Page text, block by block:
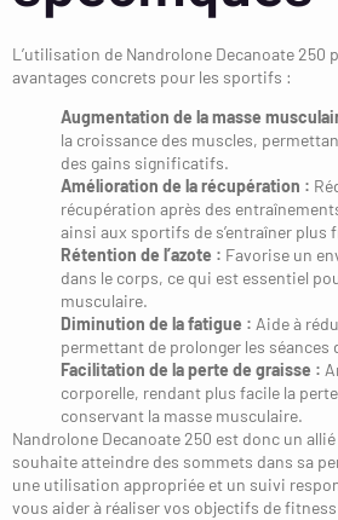
L’utilisation de Nandrolone Decanoate 250
avantages concrets pour les sportifs :
Augmentation de la masse
la croissance des muscles,
des gains significatifs.
Amélioration de la récupération :
récupération après des
ainsi aux sportifs de s’entraîner plus
Rétention de l’azote : Favorise un
dans le corps, ce qui est essentiel
musculaire.
Diminution de la fatigue : Aide à
permettant de prolonger les séances
Facilitation de la perte de graisse :
corporelle, rendant plus facile la
conservant la masse musculaire.
Nandrolone Decanoate 250 est donc un
souhaite atteindre des sommets dans sa
une utilisation appropriée et un suivi
vous aider à réaliser vos objectifs de